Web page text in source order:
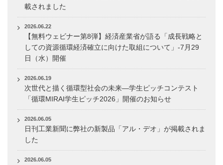
載されました
2026.06.22
【無料ウェビナー第8弾】経済産業省が語る「成長戦略と
しての資源循環経済確立に向けた取組について」-7月29
日（水）開催
2026.06.19
次世代と描く循環型社会の未来―学生ピッチコンテスト
「循環MIRAI学生ピッチ2026」開催のお知らせ
2026.06.05
日刊工業新聞に弊社の新製品「アル・デオ」が掲載されま
した
2026.06.05